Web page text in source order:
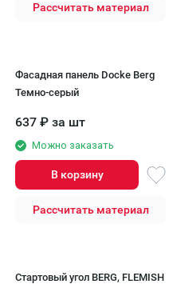
Рассчитать материал
Фасадная панель Docke Berg
Темно-серый
637 ₽ за шт
Можно заказать
В корзину
Рассчитать материал
Стартовый угол BERG, FLEMISH